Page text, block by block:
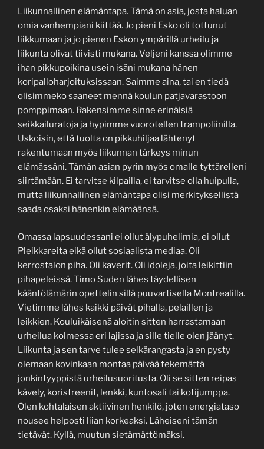
Liikunnallinen elämäntapa. Tämä on asia, josta haluan
omia vanhempiani kiittää. Jo pieni Esko oli tottunut
liikkumaan ja jo pienen Eskon ympärillä urheilu ja
liikunta olivat tiivisti mukana. Veljeni kanssa olimme
ihan pikkupoikina usein isäni mukana hänen
koripalloharjoituksissaan. Saimme aina, tai en tiedä
olisimmeko saaneet mennä koulun patjavarastoon
pomppimaan. Rakensimme sinne erinäisiä
seikkailuratoja ja hypimme vuorotellen trampoliinilla.
Uskoisin, että tuolta on pikkuhiljaa lähtenyt
rakentumaan myös liikunnan tärkeys minun
elämässäni. Tämän asian pyrin myös omalle tyttärelleni
siirtämään. Ei tarvitse kilpailla, ei tarvitse olla huipulla,
mutta liikunnallinen elämäntapa olisi merkityksellistä
saada osaksi hänenkin elämäänsä.
Omassa lapsuudessani ei ollut älypuhelimia, ei ollut
Pleikkareita eikä ollut sosiaalista mediaa. Oli
kerrostalon piha. Oli kaverit. Oli idoleja, joita leikittiin
pihapeleissä. Timo Suden lähes täydellisen
kääntölämärin opettelin sillä puuvartisella Montrealilla.
Vietimme lähes kaikki päivät pihalla, pelaillen ja
leikkien. Kouluikäisenä aloitin sitten harrastamaan
urheilua kolmessa eri lajissa ja sille tielle olen jäänyt.
Liikunta ja sen tarve tulee selkärangasta ja en pysty
olemaan kovinkaan montaa päivää tekemättä
jonkintyyppistä urheilusuoritusta. Oli se sitten reipas
kävely, koristreenit, lenkki, kuntosali tai kotijumppa.
Olen kohtalaisen aktiivinen henkilö, joten energiataso
nousee helposti liian korkeaksi. Läheiseni tämän
tietävät. Kyllä, muutun sietämättömäksi.